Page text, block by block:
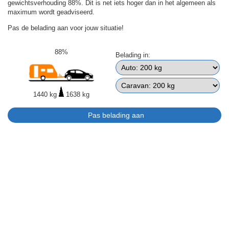
gewichtsverhouding 88%. Dit is net iets hoger dan in het algemeen als
maximum wordt geadviseerd.
Pas de belading aan voor jouw situatie!
88%
1440 kg 1638 kg
Belading in: